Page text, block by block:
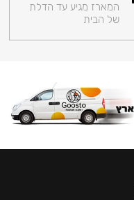
המארז מגיע עד הדלת
של הבית